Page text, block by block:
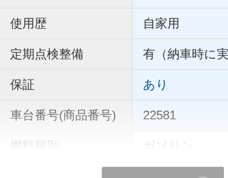
使用歴 自家用
定期点検整備 有（納車時に
保証 あり
車台番号(商品番号) 22581
燃料種別 ガソリン